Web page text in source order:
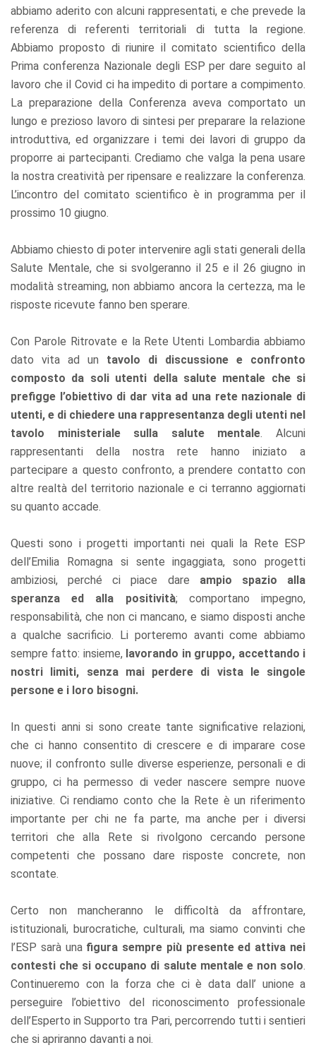
abbiamo aderito con alcuni rappresentati, e che prevede la
referenza di referenti territoriali di tutta la regione.
Abbiamo proposto di riunire il comitato scientifico della
Prima conferenza Nazionale degli ESP per dare seguito al
lavoro che il Covid ci ha impedito di portare a compimento.
La preparazione della Conferenza aveva comportato un
lungo e prezioso lavoro di sintesi per preparare la relazione
introduttiva, ed organizzare i temi dei lavori di gruppo da
proporre ai partecipanti. Crediamo che valga la pena usare
la nostra creatività per ripensare e realizzare la conferenza.
L’incontro del comitato scientifico è in programma per il
prossimo 10 giugno.
Abbiamo chiesto di poter intervenire agli stati generali della
Salute Mentale, che si svolgeranno il 25 e il 26 giugno in
modalità streaming, non abbiamo ancora la certezza, ma le
risposte ricevute fanno ben sperare.
Con Parole Ritrovate e la Rete Utenti Lombardia abbiamo
dato vita ad un tavolo di discussione e confronto
composto da soli utenti della salute mentale che si
prefigge l’obiettivo di dar vita ad una rete nazionale di
utenti, e di chiedere una rappresentanza degli utenti nel
tavolo ministeriale sulla salute mentale. Alcuni
rappresentanti della nostra rete hanno iniziato a
partecipare a questo confronto, a prendere contatto con
altre realtà del territorio nazionale e ci terranno aggiornati
su quanto accade.
Questi sono i progetti importanti nei quali la Rete ESP
dell’Emilia Romagna si sente ingaggiata, sono progetti
ambiziosi, perché ci piace dare ampio spazio alla
speranza ed alla positività; comportano impegno,
responsabilità, che non ci mancano, e siamo disposti anche
a qualche sacrificio. Li porteremo avanti come abbiamo
sempre fatto: insieme, lavorando in gruppo, accettando i
nostri limiti, senza mai perdere di vista le singole
persone e i loro bisogni.
In questi anni si sono create tante significative relazioni,
che ci hanno consentito di crescere e di imparare cose
nuove; il confronto sulle diverse esperienze, personali e di
gruppo, ci ha permesso di veder nascere sempre nuove
iniziative. Ci rendiamo conto che la Rete è un riferimento
importante per chi ne fa parte, ma anche per i diversi
territori che alla Rete si rivolgono cercando persone
competenti che possano dare risposte concrete, non
scontate.
Certo non mancheranno le difficoltà da affrontare,
istituzionali, burocratiche, culturali, ma siamo convinti che
l’ESP sarà una figura sempre più presente ed attiva nei
contesti che si occupano di salute mentale e non solo.
Continueremo con la forza che ci è data dall’ unione a
perseguire l’obiettivo del riconoscimento professionale
dell’Esperto in Supporto tra Pari, percorrendo tutti i sentieri
che si apriranno davanti a noi.